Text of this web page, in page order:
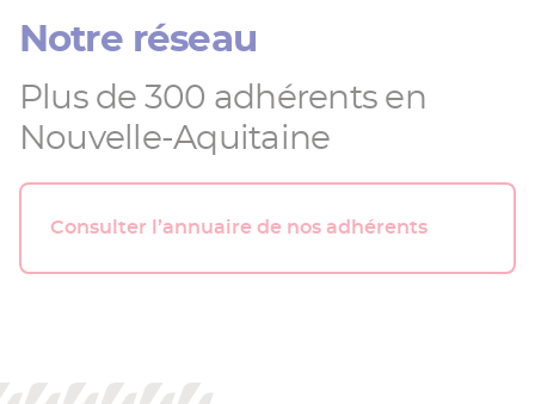
Notre réseau
Plus de 300 adhérents en
Nouvelle-Aquitaine
Consulter l’annuaire de nos adhérents